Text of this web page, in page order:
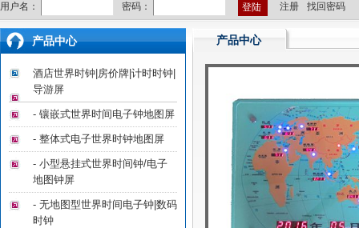
用户名： 密码： 注册 找回密码
产品中心
酒店世界时钟|房价牌|计时时钟|
导游屏
- 镶嵌式世界时间电子钟地图屏
- 整体式电子世界时钟地图屏
- 小型悬挂式世界时间钟/电子
地图钟屏
- 无地图型世界时间电子钟|数码
时钟
产品中心